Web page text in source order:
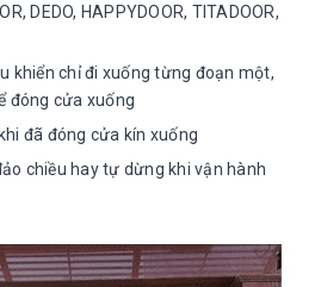
DEDO, HAPPYDOOR, TITADOOR,
khiển chỉ đi xuống từng đoạn một,
đóng cửa xuống
đã đóng cửa kín xuống
chiều hay tự dừng khi vận hành